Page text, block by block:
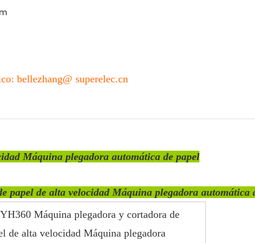
bellezhang@ superelec.cn
Máquina plegadora automática de papel
papel de alta velocidad Máquina plegadora automática
YH360 Máquina plegadora y cortadora de
de alta velocidad Máquina plegadora